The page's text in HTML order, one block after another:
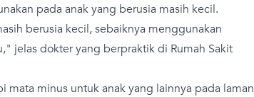
pada anak yang berusia masih kecil.
berusia kecil, sebaiknya menggunakan
jelas dokter yang berpraktik di Rumah Sakit
mata minus untuk anak yang lainnya pada laman